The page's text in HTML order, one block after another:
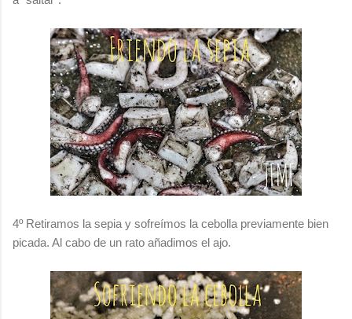
4º Retiramos la sepia y sofreímos la cebolla previamente bien
picada. Al cabo de un rato añadimos el ajo.